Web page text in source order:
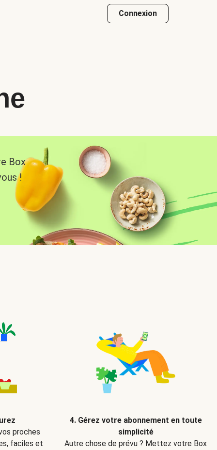
Connexion
Box
!
proches
faciles et
4. Gérez votre abonnement en toute
simplicité
Autre chose de prévu ? Mettez votre Box